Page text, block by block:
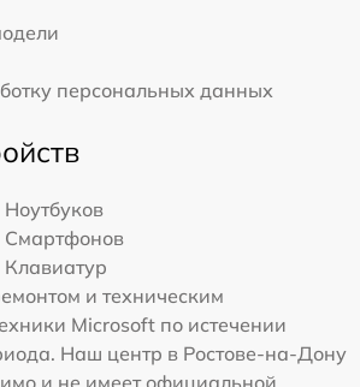
персональных данных
Ноутбуков
Смартфонов
Клавиатур
и техническим
Microsoft по истечении
Наш центр в Ростове-на-Дону
и не имеет официальной